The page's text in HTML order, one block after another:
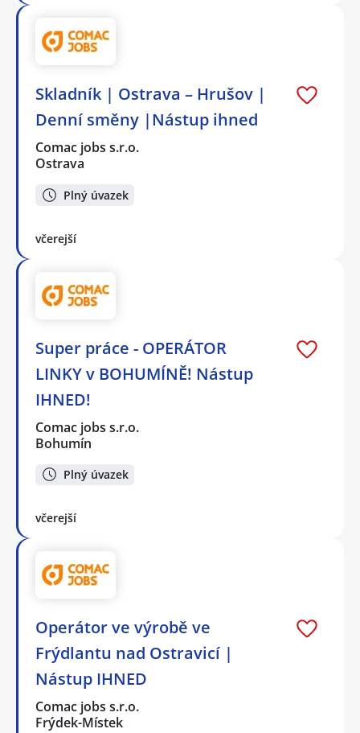
Skladník | Ostrava – Hrušov |
Denní směny |Nástup ihned
Comac jobs s.r.o.
Ostrava
Plný úvazek
včerejší
Super práce - OPERÁTOR
LINKY v BOHUMÍNĚ! Nástup
IHNED!
Comac jobs s.r.o.
Bohumín
Plný úvazek
včerejší
Operátor ve výrobě ve
Frýdlantu nad Ostravicí |
Nástup IHNED
Comac jobs s.r.o.
Frýdek-Místek